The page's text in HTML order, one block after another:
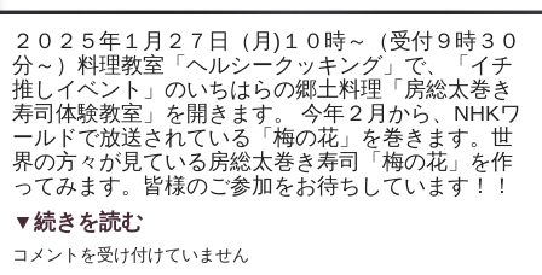
２０２５年１月２７日（月)１０時～（受付９時３０
分～）料理教室「ヘルシークッキング」で、「イチ
推しイベント」のいちはらの郷土料理「房総太巻き
寿司体験教室」を開きます。 今年２月から、NHKワ
ールドで放送されている「梅の花」を巻きます。世
界の方々が見ている房総太巻き寿司「梅の花」を作
ってみます。皆様のご参加をお待ちしています！！
▼続きを読む
市
コメントを受け付けていません